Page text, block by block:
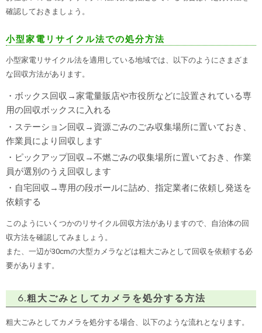
確認しておきましょう。
小型家電リサイクル法での処分方法
小型家電リサイクル法を適用している地域では、以下のようにさまざま
な回収方法があります。
・ボックス回収→家電量販店や市役所などに設置されている専
用の回収ボックスに入れる
・ステーション回収→資源ごみのごみ収集場所に置いておき、
作業員により回収します
・ピックアップ回収→不燃ごみの収集場所に置いておき、作業
員が選別のうえ回収します
・自宅回収→専用の段ボールに詰め、指定業者に依頼し発送を
依頼する
このようにいくつかのリサイクル回収方法がありますので、自治体の回
収方法を確認してみましょう。
また、一辺が30cmの大型カメラなどは粗大ごみとして回収を依頼する必
要があります。
6.粗大ごみとしてカメラを処分する方法
粗大ごみとしてカメラを処分する場合、以下のような流れとなります。